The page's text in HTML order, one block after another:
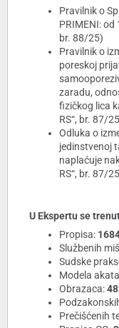
Pravilnik o
PRIMENI: od
br. 88/25)
Pravilnik o
poreskoj
zaradu,
fizičkog lica
RS“, br. 87/
Odluka o
jedinstvenoj
naplaćuje
RS“, br. 87/
U Ekspertu se
Propisa:
Službenih
Sudske
Modela
Obrazaca:
Prečišćenih